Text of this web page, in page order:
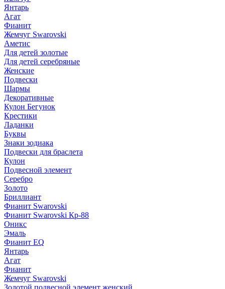
Янтарь
Агат
Фианит
Жемчуг Swarovski
Аметис
Для детей золотые
Для детей серебряные
Женские
Подвески
Шармы
Декоративные
Кулон Бегунок
Крестики
Ладанки
Буквы
Знаки зодиака
Подвески для браслета
Кулон
Подвесной элемент
Серебро
Золото
Бриллиант
Фианит Swarovski
Фианит Swarovski Кр-88
Оникс
Эмаль
Фианит EQ
Янтарь
Агат
Фианит
Жемчуг Swarovski
Золотой подвесной элемент женcкий